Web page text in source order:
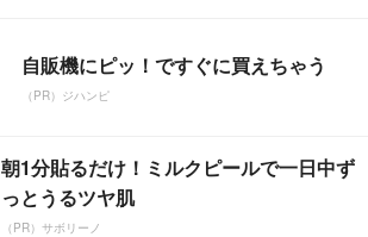
自販機にピッ！ですぐに買えちゃう
（PR）ジハンピ
朝1分貼るだけ！ミルクピールで一日中ず
っとうるツヤ肌
（PR）サボリーノ